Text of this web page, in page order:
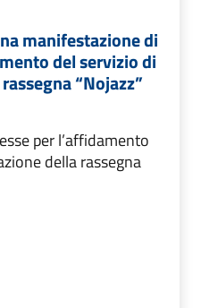
manifestazione di
del servizio di
“Nojazz”
per l’affidamento
della rassegna